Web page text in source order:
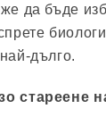
да бъде
дълго.
стареене